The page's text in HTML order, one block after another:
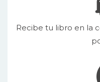
Recibe tu libro en la